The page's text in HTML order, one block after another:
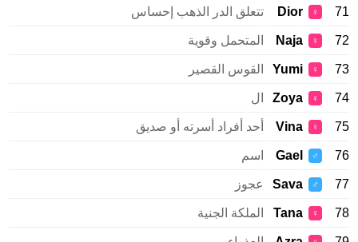
♀
Dior تتعلق الدر الذهب إحساس
♀
Naja المتحمل وقوية
♀
Yumi القوس القصير
♀
Zoya ال
♀
Vina أحد أفراد أسرته أو صديق
♂
Gael اسم
♂
Sava عجوز
♀
Tana الملكة الجنية